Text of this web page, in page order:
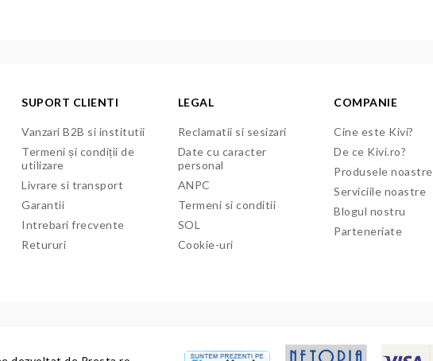
SUPORT CLIENTI
Vanzari B2B si institutii
Termeni și condiții de
utilizare
Livrare si transport
Garantii
Intrebari frecvente
Retururi
LEGAL
Reclamatii si sesizari
Date cu caracter
personal
ANPC
Termeni si conditii
SOL
Cookie-uri
COMPANIE
Cine este Kivi?
De ce Kivi.ro?
Produsele noastre
Serviciile noastre
Blogul nostru
Parteneriate